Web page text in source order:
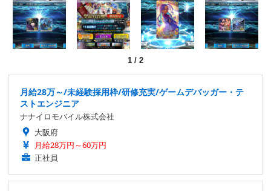
1 / 2
月給28万～/未経験採用枠/研修充実/ゲームデバッガー・テ
ストエンジニア
ナナイロモバイル株式会社
大阪府
月給28万円～60万円
正社員